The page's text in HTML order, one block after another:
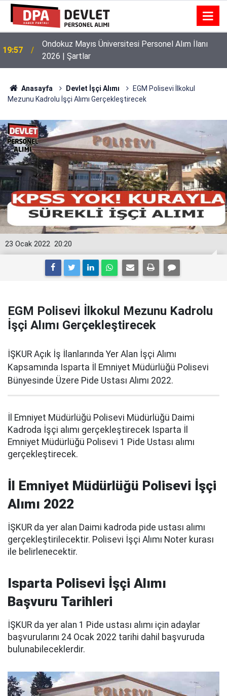
19:57
Ondokuz Mayıs Üniversitesi Personel Alım İlanı
2026 | Şartlar
Anasayfa Devlet İşçi Alımı
EGM Polisevi İlkokul
Mezunu Kadrolu İşçi Alımı Gerçekleştirecek
20:20
23 Ocak 2022
EGM Polisevi İlkokul Mezunu Kadrolu
İşçi Alımı Gerçekleştirecek
İŞKUR Açık İş İlanlarında Yer Alan İşçi Alımı
Kapsamında Isparta İl Emniyet Müdürlüğü Polisevi
Bünyesinde Üzere Pide Ustası Alımı 2022.
İl Emniyet Müdürlüğü Polisevi Müdürlüğü Daimi
Kadroda İşçi alımı gerçekleştirecek Isparta İl
Emniyet Müdürlüğü Polisevi 1 Pide Ustası alımı
gerçekleştirecek.
İl Emniyet Müdürlüğü Polisevi İşçi
Alımı 2022
İŞKUR da yer alan Daimi kadroda pide ustası alımı
gerçekleştirilecektir. Polisevi İşçi Alımı Noter kurası
ile belirlenecektir.
Isparta Polisevi İşçi Alımı
Başvuru Tarihleri
İŞKUR da yer alan 1 Pide ustası alımı için adaylar
başvurularını 24 Ocak 2022 tarihi dahil başvuruda
bulunabileceklerdir.